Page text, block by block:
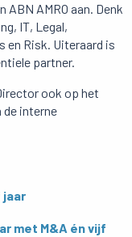
AMRO aan. Denk
IT, Legal,
en Risk. Uiteraard is
partner.
ook op het
interne
jaar
met M&A én vijf